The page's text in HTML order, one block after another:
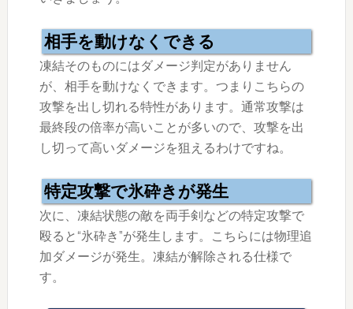
相手を動けなくできる
凍結そのものにはダメージ判定がありません
が、相手を動けなくできます。つまりこちらの
攻撃を出し切れる特性があります。通常攻撃は
最終段の倍率が高いことが多いので、攻撃を出
し切って高いダメージを狙えるわけですね。
特定攻撃で氷砕きが発生
次に、凍結状態の敵を両手剣などの特定攻撃で
殴ると“氷砕き”が発生します。こちらには物理追
加ダメージが発生。凍結が解除される仕様で
す。